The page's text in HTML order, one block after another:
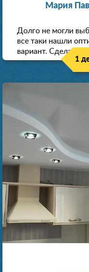
Мария
Долго не могли
все таки нашли
вариант. Сделали
1